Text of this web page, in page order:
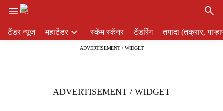
e
टेंडर न्यूज महाटेंडर स्कॅम स्कॅनर टेंडरिंग तगादा (तक्रार,
ADVERTISEMENT / WIDGET
ADVERTISEMENT / WIDGET